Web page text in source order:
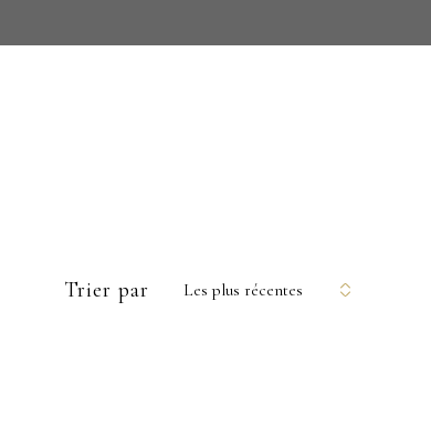
Trier par Les plus récentes